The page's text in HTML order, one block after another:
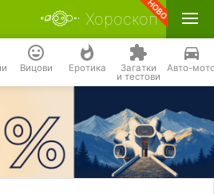
Хороскоп
Вицови Еротика Загатки
и тестови
Авто-